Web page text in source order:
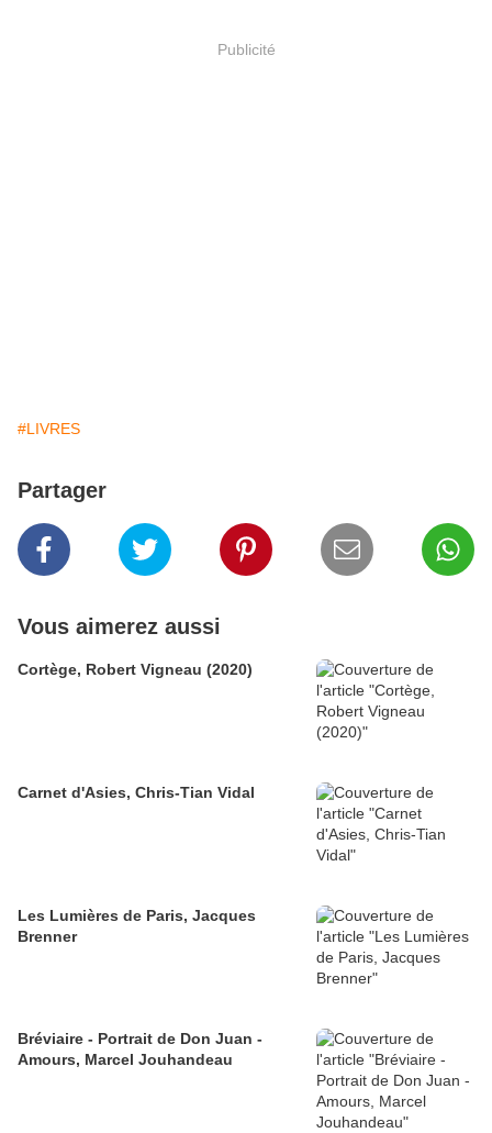
Publicité
#LIVRES
Partager
Vous aimerez aussi
Cortège, Robert Vigneau (2020)
Carnet d'Asies, Chris-Tian Vidal
Les Lumières de Paris, Jacques
Brenner
Bréviaire - Portrait de Don Juan -
Amours, Marcel Jouhandeau